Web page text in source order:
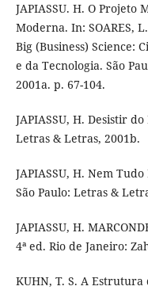
JAPIASSU. H. O Projeto
Moderna. In: SOARES,
Big (Business) Science:
e da Tecnologia. São
2001a. p. 67-104.
JAPIASSU, H. Desistir
Letras & Letras, 2001b.
JAPIASSU, H. Nem
São Paulo: Letras &
JAPIASSU, H.
4ª ed. Rio de Janeiro:
KUHN, T. S. A Estrutura